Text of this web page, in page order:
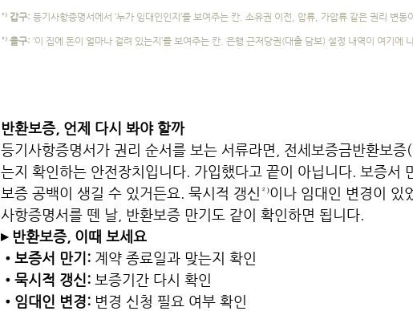
²⁾ 갑구: 등기사항증명서에서 ‘누가 임대인인지’를 보여주는 칸. 소유권 이전, 압류, 가압류 같은 권리 변동
³⁾ 을구: ‘이 집에 돈이 얼마나 걸려 있는지’를 보여주는 칸. 은행 근저당권(대출 담보) 설정 내역이 여기에
반환보증, 언제 다시 봐야 할까
등기사항증명서가 권리 순서를 보는 서류라면, 전세보증금반환보증(
는지 확인하는 안전장치입니다. 가입했다고 끝이 아닙니다. 보증서
보증 공백이 생길 수 있거든요. 묵시적 갱신²⁾이나 임대인 변경이 있
사항증명서를 뗀 날, 반환보증 만기도 같이 확인하면 됩니다.
▸ 반환보증, 이때 보세요
•보증서 만기: 계약 종료일과 맞는지 확인
•묵시적 갱신: 보증기간 다시 확인
•임대인 변경: 변경 신청 필요 여부 확인